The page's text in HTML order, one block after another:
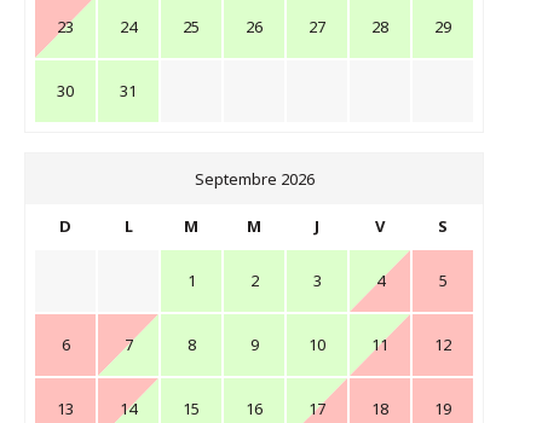
23 24 25 26 27 28 29
30 31
Septembre 2026
D L M M J V S
1 2 3 4 5
6 7 8 9 10 11 12
13 14 15 16 17 18 19